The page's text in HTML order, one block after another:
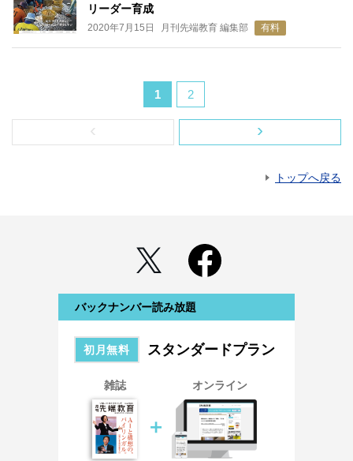
リーダー育成
2020年7月15日 月刊先端教育 編集部 有料
‹
1 2
›
トップへ戻る
バックナンバー読み放題
初月無料 スタンダードプラン
雑誌
＋
オンライン